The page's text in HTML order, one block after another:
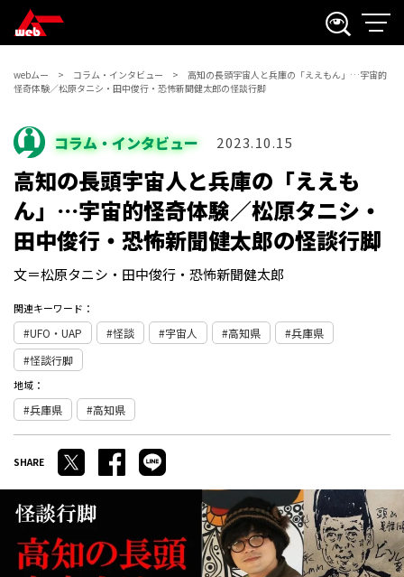
webムー コラム・インタビュー
高知の長頭宇宙人と兵庫の「ええもん」…宇宙的
怪奇体験／松原タニシ・田中俊行・恐怖新聞健太郎の怪談行脚
コラム・インタビュー 2023.10.15
高知の長頭宇宙人と兵庫の「ええも
ん」…宇宙的怪奇体験／松原タニシ・
田中俊行・恐怖新聞健太郎の怪談行脚
文＝松原タニシ・田中俊行・恐怖新聞健太郎
関連キーワード：
UFO・UAP 怪談 宇宙人 高知県
兵庫県
怪談行脚
地域：
兵庫県 高知県